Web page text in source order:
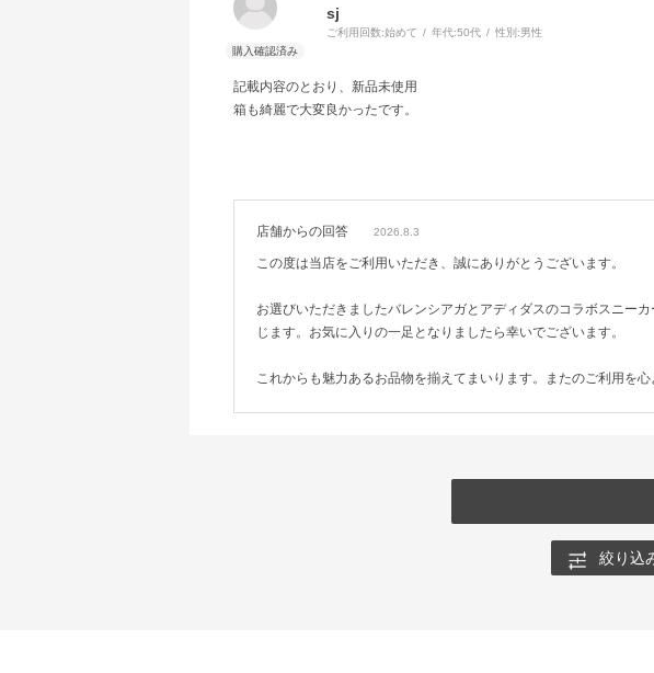
sj
ご利用回数:始めて 年代:50代 性別:男性
記載内容のとおり、新品未使用
箱も綺麗で大変良かったです。
店舗からの回答 2026.8.3
この度は当店をご利用いただき、誠にありがとうございます。
お選びいただきましたバレンシアガとアディダスのコラボスニー
じます。お気に入りの一足となりましたら幸いでございます。
これからも魅力あるお品物を揃えてまいります。またのご利用を心
絞り込